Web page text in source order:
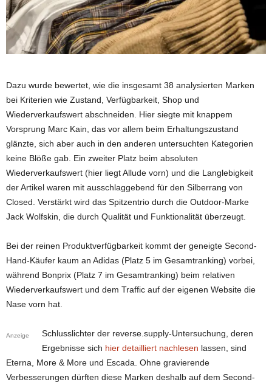
Dazu wurde bewertet, wie die insgesamt 38 analysierten Marken
bei Kriterien wie Zustand, Verfügbarkeit, Shop und
Wiederverkaufswert abschneiden. Hier siegte mit knappem
Vorsprung Marc Kain, das vor allem beim Erhaltungszustand
glänzte, sich aber auch in den anderen untersuchten Kategorien
keine Blöße gab. Ein zweiter Platz beim absoluten
Wiederverkaufswert (hier liegt Allude vorn) und die Langlebigkeit
der Artikel waren mit ausschlaggebend für den Silberrang von
Closed. Verstärkt wird das Spitzentrio durch die Outdoor-Marke
Jack Wolfskin, die durch Qualität und Funktionalität überzeugt.
Bei der reinen Produktverfügbarkeit kommt der geneigte Second-
Hand-Käufer kaum an Adidas (Platz 5 im Gesamtranking) vorbei,
während Bonprix (Platz 7 im Gesamtranking) beim relativen
Wiederverkaufswert und dem Traffic auf der eigenen Website die
Nase vorn hat.
Anzeige
Schlusslichter der reverse.supply-Untersuchung, deren
Ergebnisse sich hier detailliert nachlesen lassen, sind
Eterna, More & More und Escada. Ohne gravierende
Verbesserungen dürften diese Marken deshalb auf dem Second-